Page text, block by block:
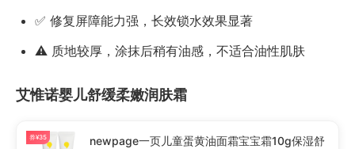
✅ 修复屏障能力强，长效锁水效果显著
⚠️ 质地较厚，涂抹后稍有油感，不适合油性肌肤
艾惟诺婴儿舒缓柔嫩润肤霜
券¥35
newpage一页儿童蛋黄油面霜宝宝霜10g保湿舒